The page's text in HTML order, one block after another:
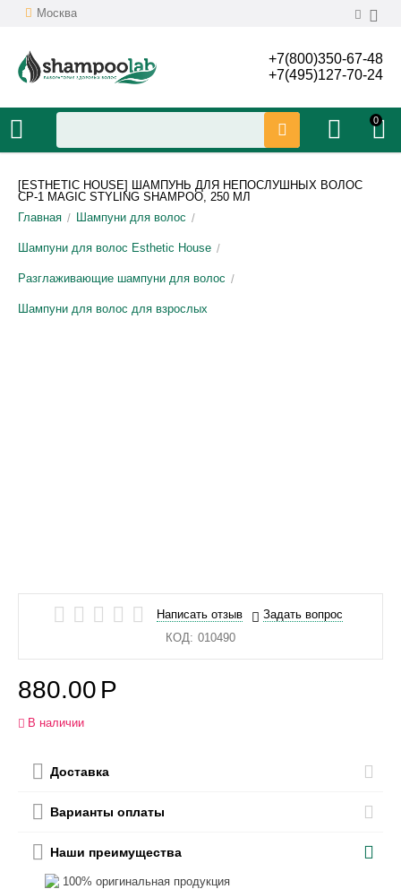
Москва
+7(800)350-67-48
+7(495)127-70-24
0
[ESTHETIC HOUSE] ШАМПУНЬ ДЛЯ НЕПОСЛУШНЫХ ВОЛОС
CP-1 MAGIC STYLING SHAMPOO, 250 МЛ
Главная / Шампуни для волос /
Шампуни для волос Esthetic House /
Разглаживающие шампуни для волос /
Шампуни для волос для взрослых
Написать отзыв
Задать вопрос
КОД: 010490
880.00 Р
В наличии
Доставка
Варианты оплаты
Наши преимущества
100% оригинальная продукция